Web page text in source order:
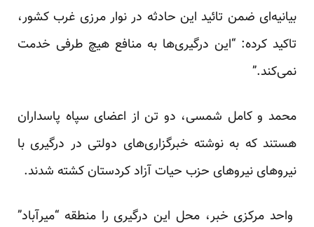
بیانیه‌ای ضمن تائید این حادثه در نوار مرزی غرب کشور،
تاکید کرده: “این درگیری‌ها به منافع هیچ طرفی خدمت
نمی‌کند.”
محمد و کامل شمسی، دو تن از اعضای سپاه پاسداران
هستند که به نوشته خبرگزاری‌های دولتی در درگیری با
نیروهای نیروهای حزب حیات آزاد کردستان کشته شدند.
واحد مرکزی خبر، محل این درگیری را منطقه “میرآباد”